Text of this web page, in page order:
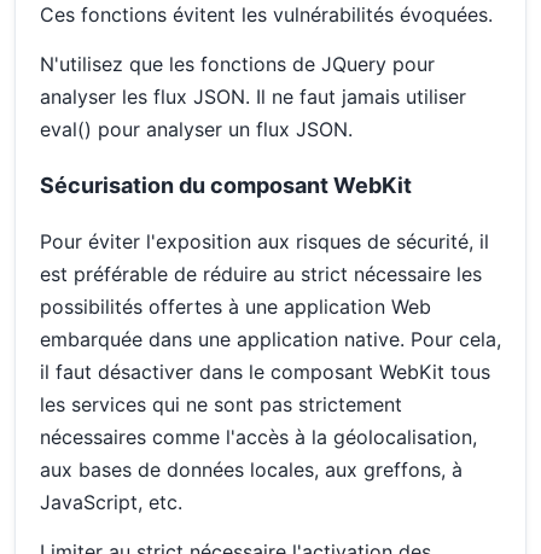
Ces fonctions évitent les vulnérabilités évoquées.
N'utilisez que les fonctions de JQuery pour
analyser les flux JSON. Il ne faut jamais utiliser
eval() pour analyser un flux JSON.
Sécurisation du composant WebKit
Pour éviter l'exposition aux risques de sécurité, il
est préférable de réduire au strict nécessaire les
possibilités offertes à une application Web
embarquée dans une application native. Pour cela,
il faut désactiver dans le composant WebKit tous
les services qui ne sont pas strictement
nécessaires comme l'accès à la géolocalisation,
aux bases de données locales, aux greffons, à
JavaScript, etc.